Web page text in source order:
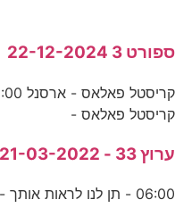
ספורט 3 22-12-2024
קריסטל פאלאס -
ערוץ 33 - 21-03-2022
06:00 - תן לנו לראות אותך - 9. מאיה נשאשיבי 06:30 - תותית